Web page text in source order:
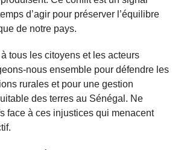
d’agir pour préserver l’équilibre
de notre pays.
tous les citoyens et les acteurs
nous ensemble pour défendre les
rurales et pour une gestion
des terres au Sénégal. Ne
face à ces injustices qui menacent